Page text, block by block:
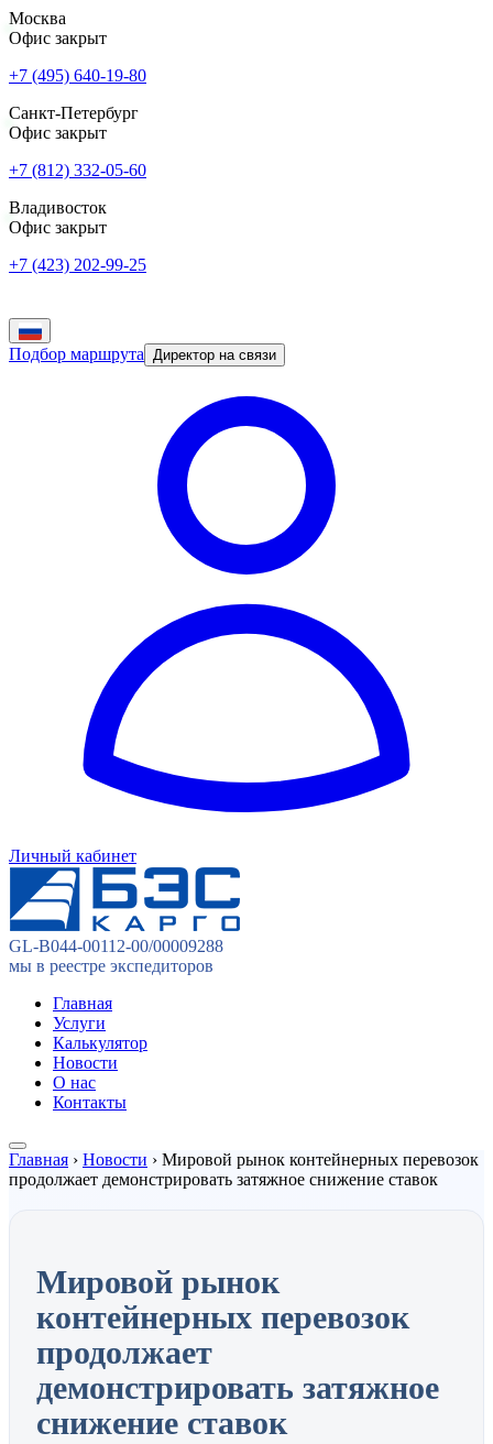
Москва
Офис закрыт
+7 (495) 640-19-80
Санкт-Петербург
Офис закрыт
+7 (812) 332-05-60
Владивосток
Офис закрыт
+7 (423) 202-99-25
Подбор маршрута Директор на связи
Личный кабинет
GL-B044-00112-00/00009288
мы в реестре экспедиторов
Главная
Услуги
Калькулятор
Новости
О нас
Контакты
Главная › Новости › Мировой рынок контейнерных перевозок
продолжает демонстрировать затяжное снижение ставок
Мировой рынок
контейнерных перевозок
продолжает
демонстрировать затяжное
снижение ставок